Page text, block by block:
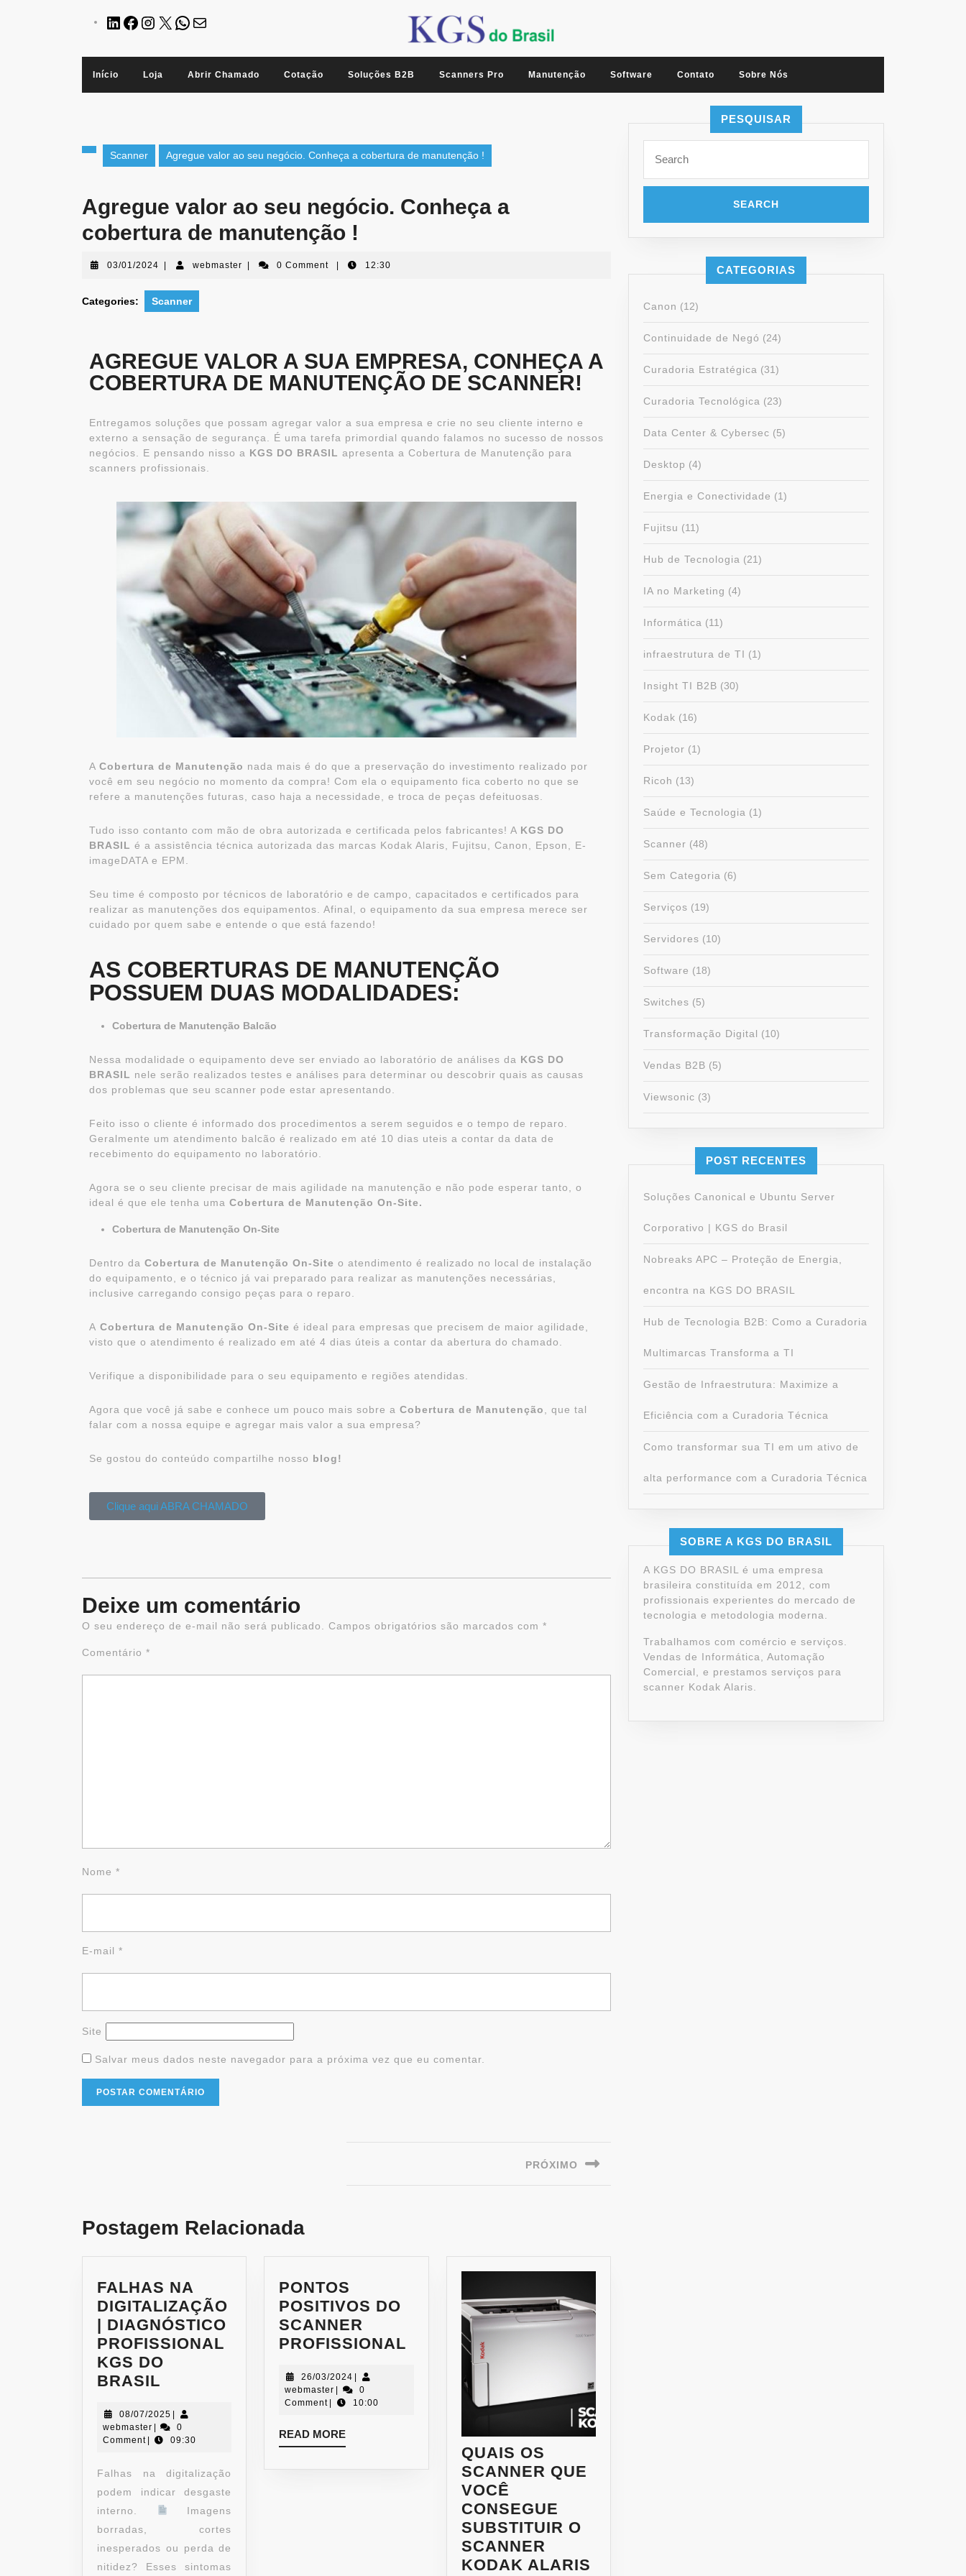
Início Loja Abrir Chamado Cotação Soluções B2B Scanners Pro Manutenção Software Contato Sobre Nós
Scanner Agregue valor ao seu negócio. Conheça a cobertura de manutenção !
Agregue valor ao seu negócio. Conheça a
cobertura de manutenção !
03/01/2024 webmaster 0 Comment 12:30
Categories: Scanner
AGREGUE VALOR A SUA EMPRESA, CONHEÇA A
COBERTURA DE MANUTENÇÃO DE SCANNER!
Entregamos soluções que possam agregar valor a sua empresa e crie no seu cliente interno e
externo a sensação de segurança. É uma tarefa primordial quando falamos no sucesso de nossos
negócios. E pensando nisso a KGS DO BRASIL apresenta a Cobertura de Manutenção para
scanners profissionais.
A Cobertura de Manutenção nada mais é do que a preservação do investimento realizado por
você em seu negócio no momento da compra! Com ela o equipamento fica coberto no que se
refere a manutenções futuras, caso haja a necessidade, e troca de peças defeituosas.
Tudo isso contanto com mão de obra autorizada e certificada pelos fabricantes! A KGS DO
BRASIL é a assistência técnica autorizada das marcas Kodak Alaris, Fujitsu, Canon, Epson, E-
imageDATA e EPM.
Seu time é composto por técnicos de laboratório e de campo, capacitados e certificados para
realizar as manutenções dos equipamentos. Afinal, o equipamento da sua empresa merece ser
cuidado por quem sabe e entende o que está fazendo!
AS COBERTURAS DE MANUTENÇÃO
POSSUEM DUAS MODALIDADES:
Cobertura de Manutenção Balcão
Nessa modalidade o equipamento deve ser enviado ao laboratório de análises da KGS DO
BRASIL nele serão realizados testes e análises para determinar ou descobrir quais as causas
dos problemas que seu scanner pode estar apresentando.
Feito isso o cliente é informado dos procedimentos a serem seguidos e o tempo de reparo.
Geralmente um atendimento balcão é realizado em até 10 dias uteis a contar da data de
recebimento do equipamento no laboratório.
Agora se o seu cliente precisar de mais agilidade na manutenção e não pode esperar tanto, o
ideal é que ele tenha uma Cobertura de Manutenção On-Site.
Cobertura de Manutenção On-Site
Dentro da Cobertura de Manutenção On-Site o atendimento é realizado no local de instalação
do equipamento, e o técnico já vai preparado para realizar as manutenções necessárias,
inclusive carregando consigo peças para o reparo.
A Cobertura de Manutenção On-Site é ideal para empresas que precisem de maior agilidade,
visto que o atendimento é realizado em até 4 dias úteis a contar da abertura do chamado.
Verifique a disponibilidade para o seu equipamento e regiões atendidas.
Agora que você já sabe e conhece um pouco mais sobre a Cobertura de Manutenção
, que tal
falar com a nossa equipe e agregar mais valor a sua empresa?
Se gostou do conteúdo compartilhe nosso blog!
Clique aqui ABRA CHAMADO
Deixe um comentário
O seu endereço de e-mail não será publicado. Campos obrigatórios são marcados com *
Comentário *
Nome *
E-mail *
Site
Salvar meus dados neste navegador para a próxima vez que eu comentar.
PRÓXIMO
Postagem Relacionada
FALHAS NA
DIGITALIZAÇÃO
| DIAGNÓSTICO
PROFISSIONAL
KGS DO
BRASIL
08/07/2025 |
webmaster |
0
Comment | 09:30
Falhas na digitalização
podem indicar desgaste
interno.
Imagens
borradas, cortes
inesperados ou perda de
nitidez? Esses sintomas
PONTOS
POSITIVOS DO
SCANNER
PROFISSIONAL
26/03/2024 |
webmaster |
0
Comment | 10:00
READ MORE
QUAIS OS
SCANNER QUE
VOCÊ
CONSEGUE
SUBSTITUIR O
SCANNER
KODAK ALARIS
PESQUISAR
CATEGORIAS
Canon (12)
Continuidade de Negó (24)
Curadoria Estratégica (31)
Curadoria Tecnológica (23)
Data Center & Cybersec (5)
Desktop (4)
Energia e Conectividade (1)
Fujitsu (11)
Hub de Tecnologia (21)
IA no Marketing (4)
Informática (11)
infraestrutura de TI (1)
Insight TI B2B (30)
Kodak (16)
Projetor (1)
Ricoh (13)
Saúde e Tecnologia (1)
Scanner (48)
Sem Categoria (6)
Serviços (19)
Servidores (10)
Software (18)
Switches (5)
Transformação Digital (10)
Vendas B2B (5)
Viewsonic (3)
POST RECENTES
Soluções Canonical e Ubuntu Server
Corporativo | KGS do Brasil
Nobreaks APC – Proteção de Energia,
encontra na KGS DO BRASIL
Hub de Tecnologia B2B: Como a Curadoria
Multimarcas Transforma a TI
Gestão de Infraestrutura: Maximize a
Eficiência com a Curadoria Técnica
Como transformar sua TI em um ativo de
alta performance com a Curadoria Técnica
SOBRE A KGS DO BRASIL
A KGS DO BRASIL é uma empresa
brasileira constituída em 2012, com
profissionais experientes do mercado de
tecnologia e metodologia moderna.
Trabalhamos com comércio e serviços.
Vendas de Informática, Automação
Comercial, e prestamos serviços para
scanner Kodak Alaris.